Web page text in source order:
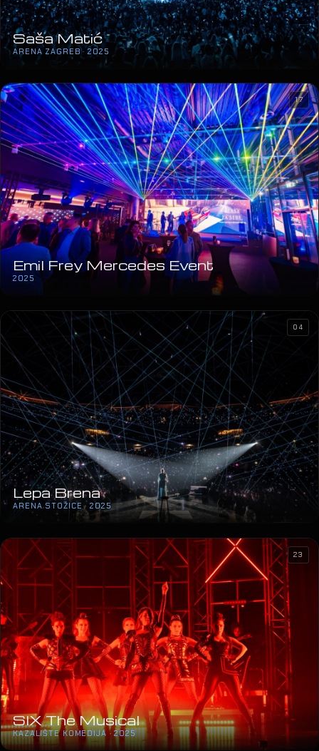
Saša Matić
ARENA ZAGREB · 2025
Emil Frey Mercedes Event
2025
17
Lepa Brena
ARENA STOŽICE · 2025
04
SIX The Musical
KAZALIŠTE KOMEDIJA · 2025
23